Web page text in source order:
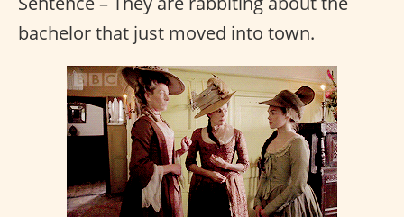
bachelor that just moved into town.